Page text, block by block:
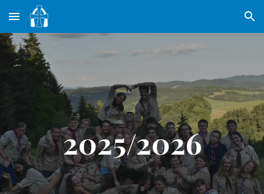
Skip to main content Skip to navigation
2025/2026